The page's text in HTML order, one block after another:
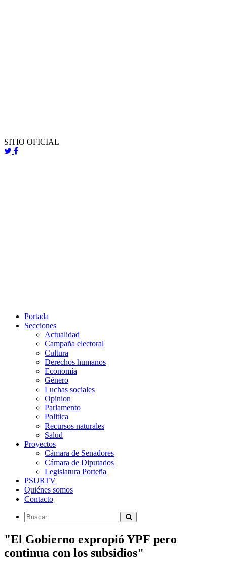
SITIO OFICIAL
Portada
Secciones
Actualidad
Campaña electoral
Cultura
Derechos humanos
Economía
Género
Luchas sociales
Opinion
Parlamento
Politica
Recursos naturales
Salud
Proyectos
Cámara de Senadores
Cámara de Diputados
Legislatura Porteña
PSURTV
Quiénes somos
Contacto
"El Gobierno expropió YPF pero
continua con los subsidios"